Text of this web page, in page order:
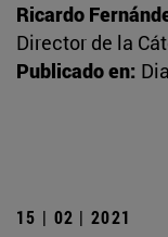
Ricardo
Director de la
Publicado en:
15 | 02 | 2021